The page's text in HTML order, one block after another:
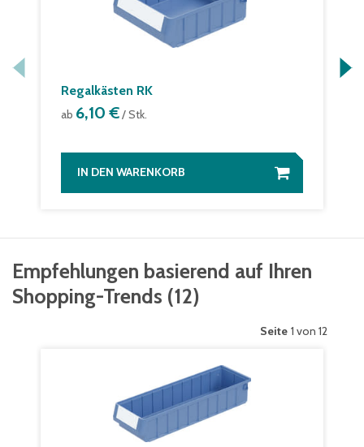
Regalkästen RK
ab 6,10 €/ Stk.
IN DEN WARENKORB
Empfehlungen basierend auf Ihren
Shopping-Trends (12)
Seite 1 von 12